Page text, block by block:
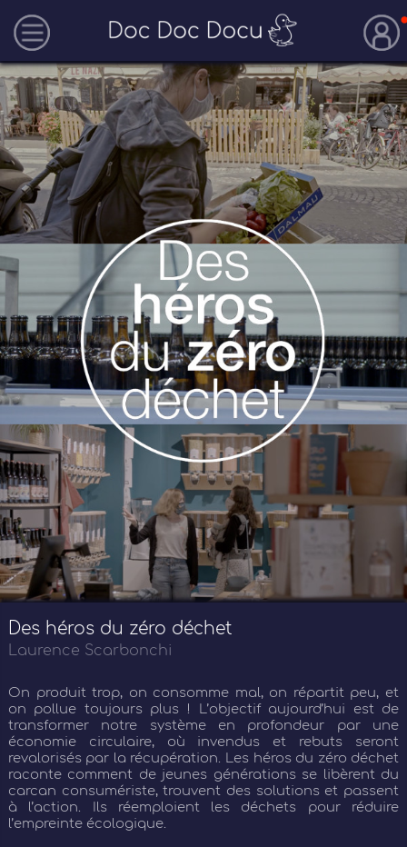
Des héros du zéro déchet
Laurence Scarbonchi
On produit trop, on consomme mal, on répartit peu, et
on pollue toujours plus ! L’objectif aujourd’hui est de
transformer notre système en profondeur par une
économie circulaire, où invendus et rebuts seront
revalorisés par la récupération. Les héros du zéro déchet
raconte comment de jeunes générations se libèrent du
carcan consumériste, trouvent des solutions et passent
à l’action. Ils réemploient les déchets pour réduire
l’empreinte écologique.